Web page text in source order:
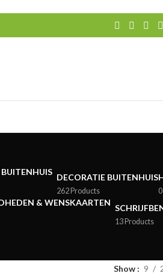
DECORATIE BUITENHUIS
262 Products
13 Products
Show 9